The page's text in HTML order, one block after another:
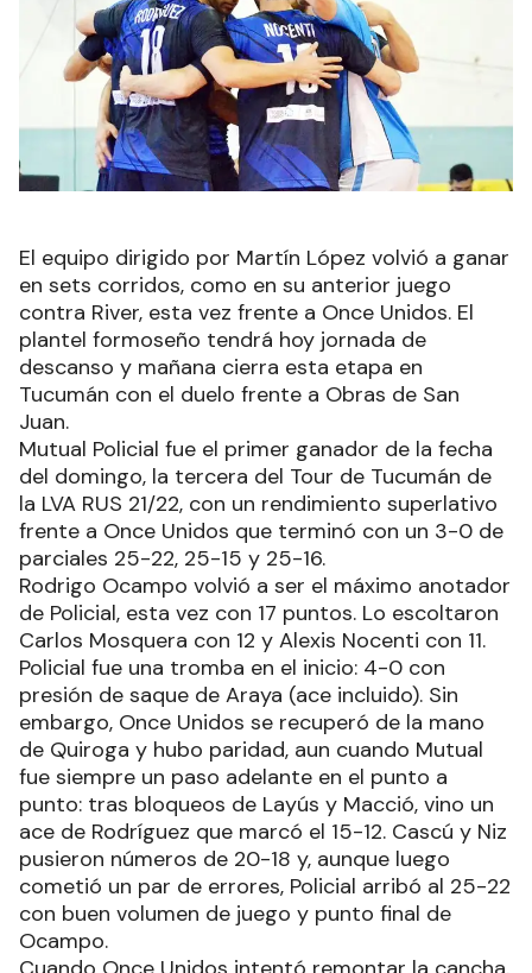
El equipo dirigido por Martín López volvió a ganar
en sets corridos, como en su anterior juego
contra River, esta vez frente a Once Unidos. El
plantel formoseño tendrá hoy jornada de
descanso y mañana cierra esta etapa en
Tucumán con el duelo frente a Obras de San
Juan.
Mutual Policial fue el primer ganador de la fecha
del domingo, la tercera del Tour de Tucumán de
la LVA RUS 21/22, con un rendimiento superlativo
frente a Once Unidos que terminó con un 3-0 de
parciales 25-22, 25-15 y 25-16.
Rodrigo Ocampo volvió a ser el máximo anotador
de Policial, esta vez con 17 puntos. Lo escoltaron
Carlos Mosquera con 12 y Alexis Nocenti con 11.
Policial fue una tromba en el inicio: 4-0 con
presión de saque de Araya (ace incluido). Sin
embargo, Once Unidos se recuperó de la mano
de Quiroga y hubo paridad, aun cuando Mutual
fue siempre un paso adelante en el punto a
punto: tras bloqueos de Layús y Macció, vino un
ace de Rodríguez que marcó el 15-12. Cascú y Niz
pusieron números de 20-18 y, aunque luego
cometió un par de errores, Policial arribó al 25-22
con buen volumen de juego y punto final de
Ocampo.